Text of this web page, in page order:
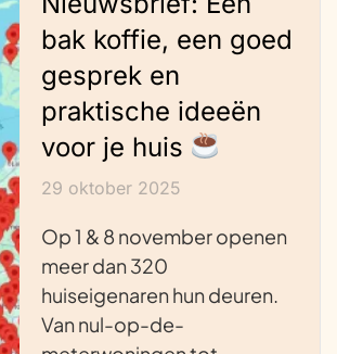
bak koffie, een goed
gesprek en
praktische ideeën
voor je huis
29 oktober 2025
Op 1 & 8 november openen
meer dan 320
huiseigenaren hun deuren.
Van nul-op-de-